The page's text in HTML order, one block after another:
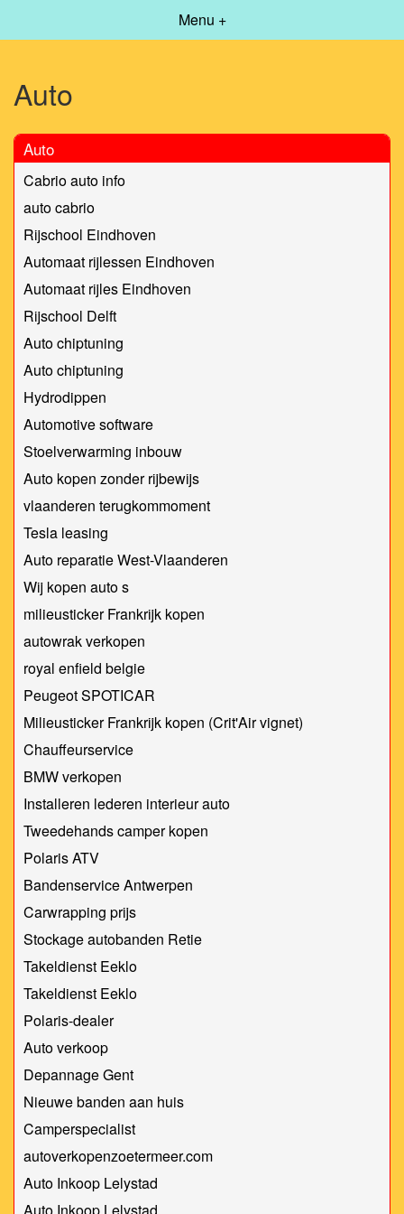
Menu +
Auto
Auto
Cabrio auto info
auto cabrio
Rijschool Eindhoven
Automaat rijlessen Eindhoven
Automaat rijles Eindhoven
Rijschool Delft
Auto chiptuning
Auto chiptuning
Hydrodippen
Automotive software
Stoelverwarming inbouw
Auto kopen zonder rijbewijs
vlaanderen terugkommoment
Tesla leasing
Auto reparatie West-Vlaanderen
Wij kopen auto s
milieusticker Frankrijk kopen
autowrak verkopen
royal enfield belgie
Peugeot SPOTICAR
Milieusticker Frankrijk kopen (Crit'Air vignet)
Chauffeurservice
BMW verkopen
Installeren lederen interieur auto
Tweedehands camper kopen
Polaris ATV
Bandenservice Antwerpen
Carwrapping prijs
Stockage autobanden Retie
Takeldienst Eeklo
Takeldienst Eeklo
Polaris-dealer
Auto verkoop
Depannage Gent
Nieuwe banden aan huis
Camperspecialist
autoverkopenzoetermeer.com
Auto Inkoop Lelystad
Auto Inkoop Lelystad